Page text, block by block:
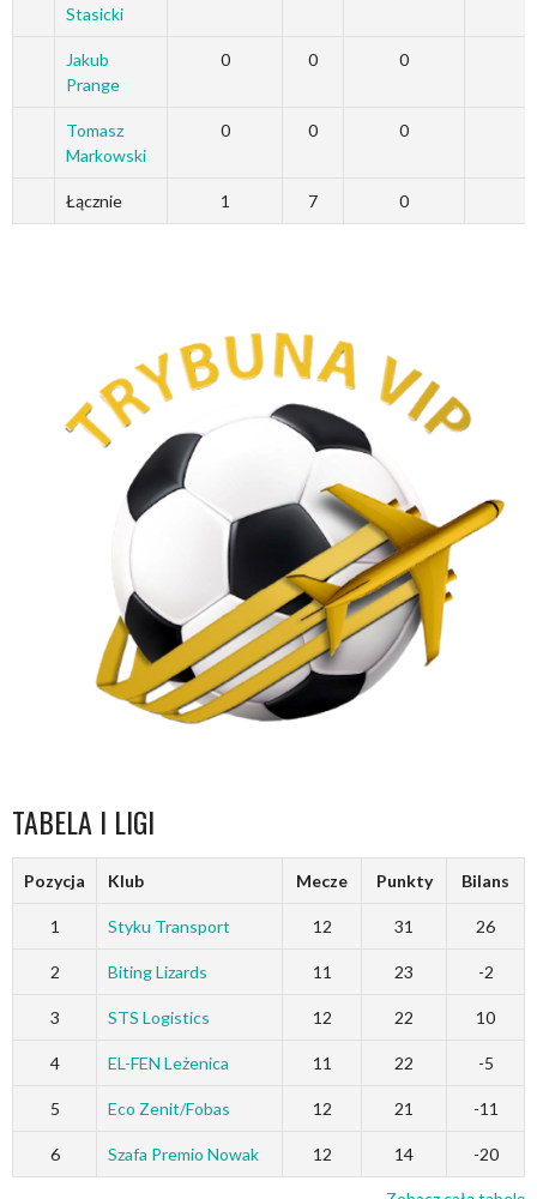
Stasicki
Jakub
Prange
0 0 0
Tomasz
Markowski
0 0 0
Łącznie 1 7 0
TABELA I LIGI
Pozycja Klub Mecze Punkty Bilans
1 Styku Transport 12 31 26
2 Biting Lizards 11 23 -2
3 STS Logistics 12 22 10
4 EL-FEN Leżenica 11 22 -5
5 Eco Zenit/Fobas 12 21 -11
6 Szafa Premio Nowak 12 14 -20